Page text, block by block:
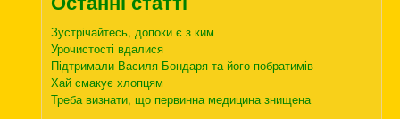
Зустрічайтесь, допоки є з ким
Урочистості вдалися
Підтримали Василя Бондаря та його побратимів
Хай смакує хлопцям
Треба визнати, що первинна медицина знищена